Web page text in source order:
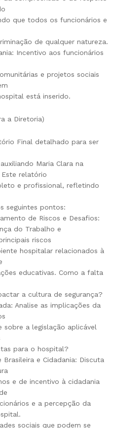
que todos os funcionários e
de qualquer natureza.
Incentivo aos funcionários
e projetos sociais
está inserido.
a Diretoria)
Final detalhado para ser
Maria Clara na
relatório
e profissional, refletindo
seguintes pontos:
de Riscos e Desafios:
do Trabalho e
riscos
hospitalar relacionados à
educativas. Como a falta
a cultura de segurança?
Analise as implicações da
sobre a legislação aplicável
para o hospital?
e Cidadania: Discuta
e de incentivo à cidadania
e a percepção da
sociais que podem se